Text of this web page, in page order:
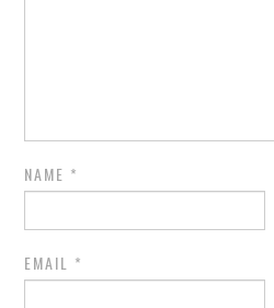
NAME *
EMAIL *